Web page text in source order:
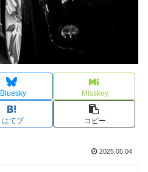
Bluesky Misskey
はてブ コピー
2025.05.04